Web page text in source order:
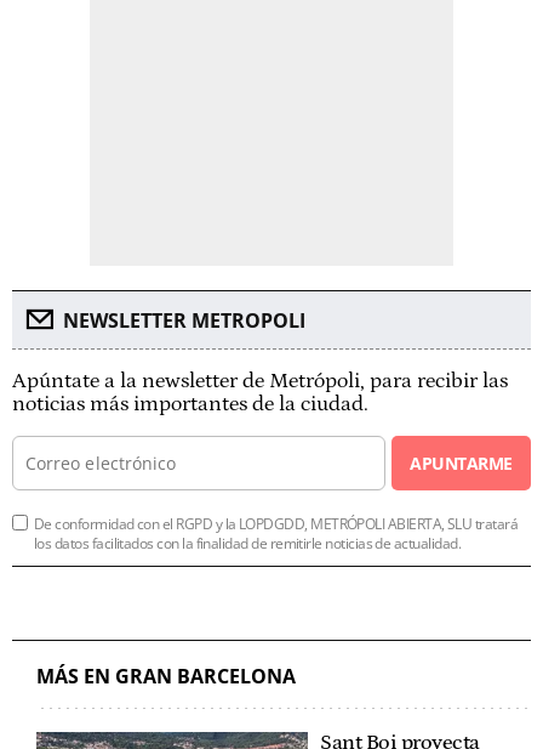
NEWSLETTER METROPOLI
Apúntate a la newsletter de Metrópoli, para recibir las
noticias más importantes de la ciudad.
APUNTARME
De conformidad con el RGPD y la LOPDGDD, METRÓPOLI ABIERTA, SLU tratará
los datos facilitados con la finalidad de remitirle noticias de actualidad.
MÁS EN GRAN BARCELONA
Sant Boi proyecta